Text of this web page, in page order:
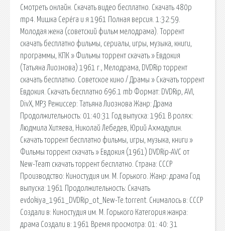
Смотреть онлайн. Скачать видео бесплатно. Скачать 480p
mp4. Мишка Серёга и я 1961 Полная версия. 1:32:59.
Молодая жена (советский фильм мелодрама). Торрент
скачать бесплатно фильмы, сериалы, игры, музыка, книги,
программы, КПК » Фильмы торрент скачать » Евдокия
(Татьяна Лиознова) 1961 г., Мелодрама, DVDRip торрент
скачать бесплатно. Советское кино / Драмы » Скачать торрент
Евдокия. Скачать бесплатно 696.1 mb Формат: DVDRip, AVI,
DivX, MP3 Режиссер: Татьяна Лиознова Жанр: Драма
Продолжительность: 01:40:31 Год выпуска: 1961 В ролях:
Людмила Хитяева, Николай Лебедев, Юрий Ахмадулин.
Cкачать торрент бесплатно фильмы, игры, музыка, книги »
Фильмы торрент скачать » Евдокия (1961) DVDRip-AVC от
New-Team скачать торрент бесплатно. Страна: СССР
Производство: Киностудия им. М. Горького. Жанр: драма Год
выпуска: 1961 Продолжительность: Скачать
evdokiya_1961_DVDRip_ot_New-Te.torrent. Снималось в: СССР
Создали в: Киностудия им. М. Горького Категория жанра:
драма Создали в: 1961 Время просмотра: 01: 40: 31